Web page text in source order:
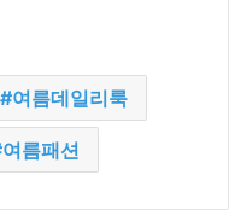
여름데일리룩
여름패션